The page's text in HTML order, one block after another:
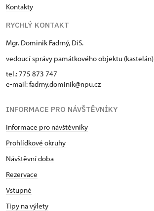
Kontakty
RYCHLÝ KONTAKT
Mgr. Dominik Fadrný, DiS.
vedoucí správy památkového objektu (kastelán)
tel.: 775 873 747
e-mail: fadrny.dominik@npu.cz
INFORMACE PRO NÁVŠTĚVNÍKY
Informace pro návštěvníky
Prohlídkové okruhy
Návštěvní doba
Rezervace
Vstupné
Tipy na výlety